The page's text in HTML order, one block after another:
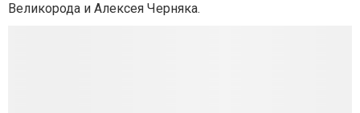
Великорода и Алексея Черняка.